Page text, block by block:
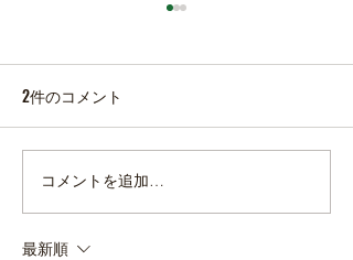
本日の直売所8月4日(火)
2件のコメント
コメントを追加…
最新順